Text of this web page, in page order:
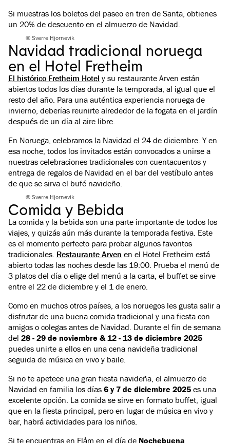
Si muestras los boletos del paseo en tren de Santa, obtienes
un 20% de descuento en el almuerzo de Navidad.
© Sverre Hjornevik
Navidad tradicional noruega
en el Hotel Fretheim
El histórico Fretheim Hotel y su restaurante Arven están
abiertos todos los días durante la temporada, al igual que el
resto del año. Para una auténtica experiencia noruega de
invierno, deberías reunirte alrededor de la fogata en el jardín
después de un día al aire libre.
En Noruega, celebramos la Navidad el 24 de diciembre. Y en
esa noche, todos los invitados están convocados a unirse a
nuestras celebraciones tradicionales con cuentacuentos y
entrega de regalos de Navidad en el bar del vestíbulo antes
de que se sirva el bufé navideño.
© Sverre Hjornevik
Comida y Bebida
La comida y la bebida son una parte importante de todos los
viajes, y quizás aún más durante la temporada festiva. Este
es el momento perfecto para probar algunos favoritos
tradicionales. Restaurante Arven en el Hotel Fretheim está
abierto todas las noches desde las 19:00. Prueba el menú de
3 platos del día o elige del menú a la carta, el buffet se sirve
entre el 22 de diciembre y el 1 de enero.
Como en muchos otros países, a los noruegos les gusta salir a
disfrutar de una buena comida tradicional y una fiesta con
amigos o colegas antes de Navidad. Durante el fin de semana
del 28 - 29 de noviembre & 12 - 13 de diciembre 2025
puedes unirte a ellos en una cena navideña tradicional
seguida de música en vivo y baile.
Si no te apetece una gran fiesta navideña, el almuerzo de
Navidad en familia los días 6 y 7 de diciembre 2025 es una
excelente opción. La comida se sirve en formato buffet, igual
que en la fiesta principal, pero en lugar de música en vivo y
bar, habrá actividades para los niños.
Si te encuentras en Flåm en el día de Nochebuena